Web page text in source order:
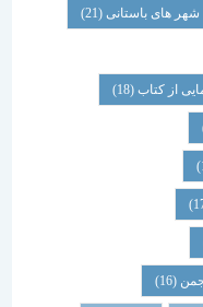
باستانی (21)
(18)